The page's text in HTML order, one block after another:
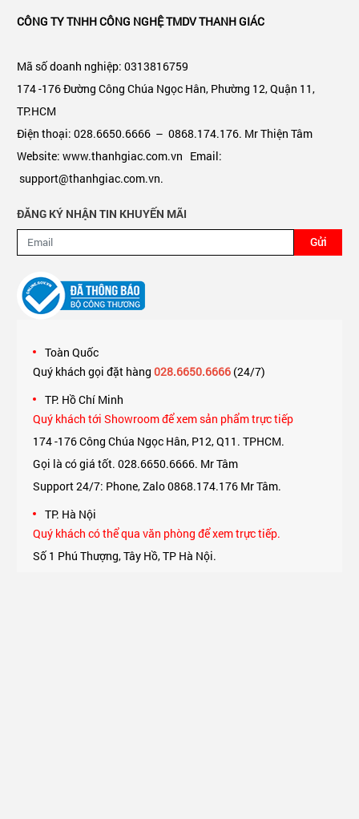
CÔNG TY TNHH CÔNG NGHỆ TMDV THANH GIÁC
Mã số doanh nghiệp: 0313816759
174 -176 Đường Công Chúa Ngọc Hân, Phường 12, Quận 11,
TP.HCM
Điện thoại: 028.6650.6666 – 0868.174.176. Mr Thiện Tâm
Website: www.thanhgiac.com.vn Email:
support@thanhgiac.com.vn.
ĐĂNG KÝ NHẬN TIN KHUYẾN MÃI
Gửi
Toàn Quốc
Quý khách gọi đặt hàng 028.6650.6666(24/7)
TP. Hồ Chí Minh
Quý khách tới Showroom để xem sản phẩm trực tiếp
174 -176 Công Chúa Ngọc Hân, P12, Q11. TPHCM.
Gọi là có giá tốt. 028.6650.6666. Mr Tâm
Support 24/7: Phone, Zalo 0868.174.176 Mr Tâm.
TP. Hà Nội
Quý khách có thể qua văn phòng để xem trực tiếp.
Số 1 Phú Thượng, Tây Hồ, TP Hà Nội.